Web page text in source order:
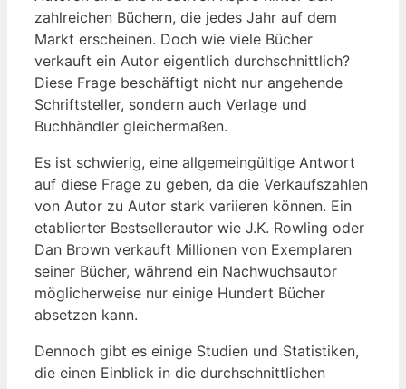
zahlreichen Büchern, die jedes‌ Jahr auf dem
Markt erscheinen. Doch wie viele Bücher
verkauft⁢ ein ⁣Autor ⁢eigentlich ⁤durchschnittlich?
Diese Frage beschäftigt nicht nur angehende
Schriftsteller, sondern auch Verlage und
⁤Buchhändler gleichermaßen.
Es ist schwierig, eine allgemeingültige Antwort
auf⁣ diese Frage zu geben, da⁢ die‍ Verkaufszahlen
von Autor ⁢zu Autor stark variieren können. Ein
etablierter Bestsellerautor​ wie J.K. Rowling oder
Dan Brown verkauft Millionen von Exemplaren
seiner Bücher,​ während ein ‍Nachwuchsautor
möglicherweise‍ nur einige Hundert Bücher
absetzen ⁤kann.
Dennoch gibt es einige Studien und⁣ Statistiken,
die einen Einblick in die durchschnittlichen